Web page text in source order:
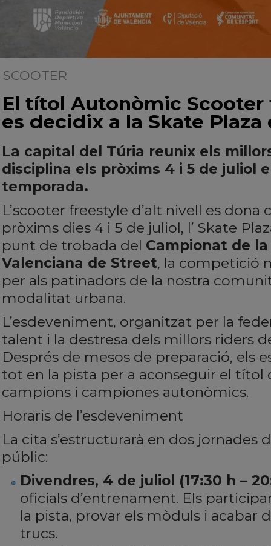
SCOOTER
El títol Autonòmic
es decidix a la Skate Plaza
La capital del Túria reunix els
disciplina els pròxims 4 i 5 de juliol
temporada.
L’scooter freestyle d’alt nivell es dona
pròxims dies 4 i 5 de juliol, l’ Skate
punt de trobada del Campionat de
Valenciana de Street, la competició
per als patinadors de la nostra
modalitat urbana.
L’esdeveniment, organitzat per la
talent i la destresa dels millors riders
Després de mesos de preparació, els
tot en la pista per a aconseguir el títol
campions i campiones autonòmics.
Horaris de l’esdeveniment
La cita s’estructurarà en dos jornades
públic:
Divendres, 4 de juliol (17:30 h –
oficials d’entrenament. Els
la pista, provar els mòduls i acabar
trucs.